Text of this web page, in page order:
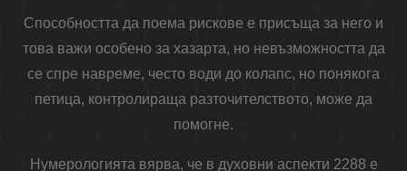
Способността да поема рискове е присъща за него и
това важи особено за хазарта, но невъзможността да
се спре навреме, често води до колапс, но понякога
петица, контролираща разточителството, може да
помогне.
Нумерологията вярва, че в духовни аспекти 2288 е